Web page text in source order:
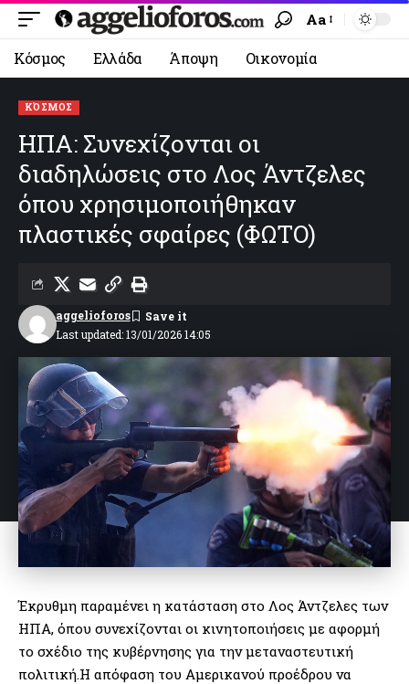
Aa
Κόσμος Ελλάδα Άποψη Οικονομία
ΚΌΣΜΟΣ
ΗΠΑ: Συνεχίζονται οι
διαδηλώσεις στο Λος Άντζελες
όπου χρησιμοποιήθηκαν
πλαστικές σφαίρες (ΦΩΤΟ)
Last updated: 13/01/2026 14:05
aggelioforos
Έκρυθμη παραμένει η κατάσταση στο Λος Άντζελες των
ΗΠΑ, όπου συνεχίζονται οι κινητοποιήσεις με αφορμή
το σχέδιο της κυβέρνησης για την μεταναστευτική
πολιτική.Η απόφαση του Αμερικανού προέδρου να